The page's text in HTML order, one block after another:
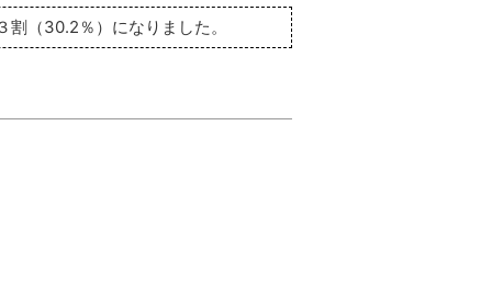
（30.2％）になりました。